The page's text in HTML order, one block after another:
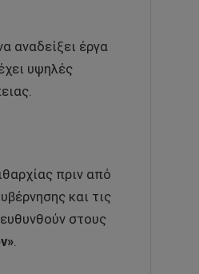
αναδείξει έργα
υψηλές
πριν από
και τις
στους
.